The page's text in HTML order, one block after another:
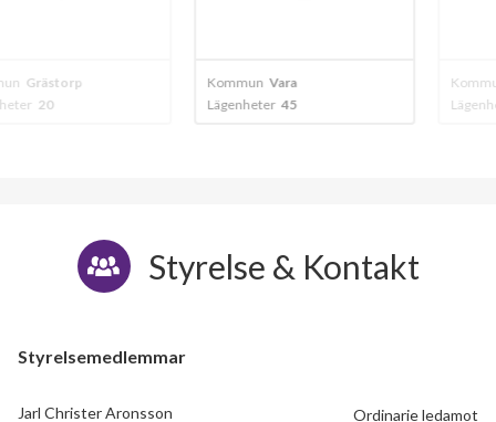
Vara
Lägenheter 45
Vara
Lägenheter 27
Styrelse & Kontakt
Styrelsemedlemmar
Jarl Christer Aronsson Ordinarie ledamot